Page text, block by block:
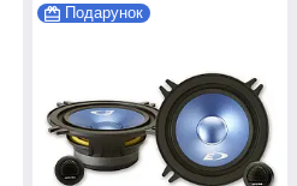
Подарунок